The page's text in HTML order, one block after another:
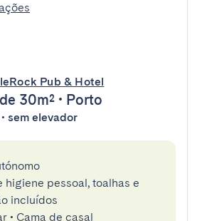
Pub & Hotel
de 30m² • Porto
sem elevador
higiene pessoal, toalhas e
incluídos
• Cama de casal